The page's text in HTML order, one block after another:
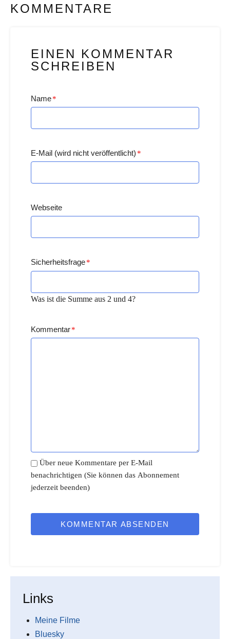
KOMMENTARE
EINEN KOMMENTAR
SCHREIBEN
Name*
E-Mail (wird nicht veröffentlicht) *
Webseite
Sicherheitsfrage*
Was ist die Summe aus 2 und 4?
Kommentar*
Über neue Kommentare per E-Mail
benachrichtigen (Sie können das Abonnement
jederzeit beenden)
KOMMENTAR ABSENDEN
Links
Meine Filme
Bluesky